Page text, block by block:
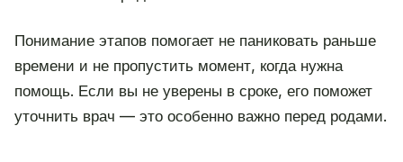
Понимание этапов помогает не паниковать раньше
времени и не пропустить момент, когда нужна
помощь. Если вы не уверены в сроке, его поможет
уточнить врач — это особенно важно перед родами.